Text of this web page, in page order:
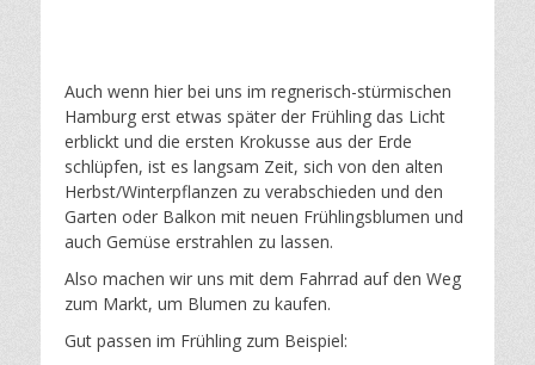
Auch wenn hier bei uns im regnerisch-stürmischen
Hamburg erst etwas später der Frühling das Licht
erblickt und die ersten Krokusse aus der Erde
schlüpfen, ist es langsam Zeit, sich von den alten
Herbst/Winterpflanzen zu verabschieden und den
Garten oder Balkon mit neuen Frühlingsblumen und
auch Gemüse erstrahlen zu lassen.
Also machen wir uns mit dem Fahrrad auf den Weg
zum Markt, um Blumen zu kaufen.
Gut passen im Frühling zum Beispiel: